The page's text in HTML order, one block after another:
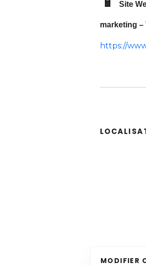
Site
marketing –
https://
MODIFIER